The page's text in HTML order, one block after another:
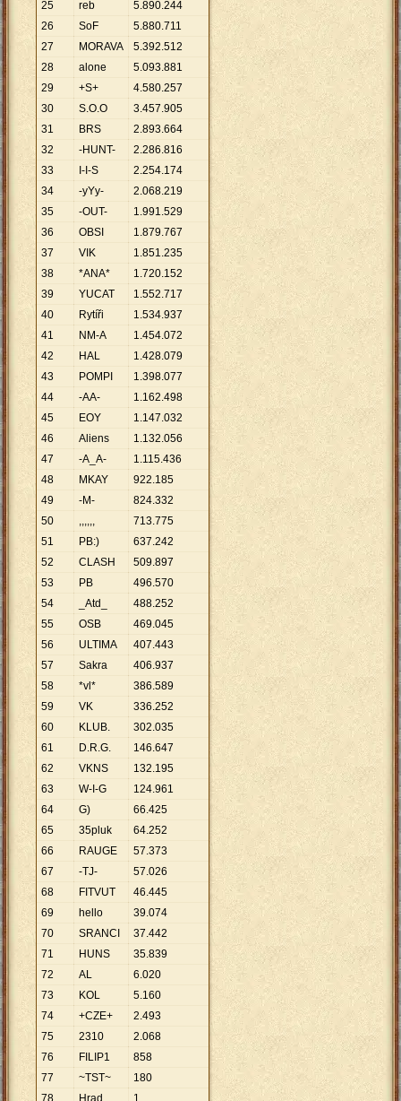
25
reb 5.890.244
26
SoF 5.880.711
27
MORAVA 5.392.512
28
alone 5.093.881
29
+S+ 4.580.257
30
S.O.O 3.457.905
31
BRS 2.893.664
32
-HUNT- 2.286.816
33
I-I-S 2.254.174
34
-yYy- 2.068.219
35
-OUT- 1.991.529
36
OBSI 1.879.767
37
VIK 1.851.235
38
*ANA* 1.720.152
39
YUCAT 1.552.717
40
Rytíři 1.534.937
41
NM-A 1.454.072
42
HAL 1.428.079
43
POMPI 1.398.077
44
-AA- 1.162.498
45
EOY 1.147.032
46
Aliens 1.132.056
47
-A_A- 1.115.436
48
MKAY 922.185
49
-M- 824.332
50
,,,,,, 713.775
51
PB:) 637.242
52
CLASH 509.897
53
PB 496.570
54
_Atd_ 488.252
55
OSB 469.045
56
ULTIMA 407.443
57
Sakra 406.937
58
*vl* 386.589
59
VK 336.252
60
KLUB. 302.035
61
D.R.G. 146.647
62
VKNS 132.195
63
W-I-G 124.961
64
G) 66.425
65
35pluk 64.252
66
RAUGE 57.373
67
-TJ- 57.026
68
FITVUT 46.445
69
hello 39.074
70
SRANCI 37.442
71
HUNS 35.839
72
AL 6.020
73
KOL 5.160
74
+CZE+ 2.493
75
2310 2.068
76
FILIP1
858
77
~TST~
180